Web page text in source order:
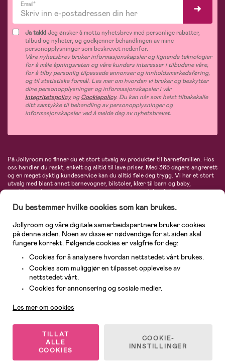
Email*
Ja takk!Jeg ønsker å motta nyhetsbrev med personlige rabatter,
tilbud og nyheter, og godkjenner behandlingen av mine
personopplysninger som beskrevet nedenfor.
Våre nyhetsbrev bruker informasjonskapsler og lignende teknologier
for å måle åpningsraten og våre kunders interesser i tilbudene våre,
for å tilby personlig tilpassede annonser og innholdsmarkedsføring,
og til statistiske formål. Les mer om hvordan vi bruker og beskytter
dine personopplysninger og informasjonskapsler i vår
IntegritetspolicyogCookiepolicy. Du kan når som helst tilbakekalle
ditt samtykke til behandling av personopplysninger og
informasjonskapsler ved å melde deg av nyhetsbrevet.
På Jollyroom.no finner du et stort utvalg av produkter til barnefamilien. Hos
oss handler du raskt, enkelt og alltid til lave priser. Med 365 dagers angrerett
og en meget dyktig kundeservice kan du alltid føle deg trygg. Vi har et stort
utvalg med blant annet barnevogner, bilstoler, klær til barn og baby,
produkter til mor, mengder av inspirerende interiør, leker, babyustyr og mye
Maxi-Cosi, Baby Jogger, BabyBjörn, Didriksons, KidKraft, Ergobaby, Philips
største nettbutikk for barn og baby!
Du bestemmer hvilke cookies som kan brukes.
Jollyroom og våre digitale samarbeidspartnere bruker cookies
på denne siden. Noen av disse er nødvendige for at siden skal
fungere korrekt. Følgende cookies er valgfrie for deg:
Cookies for å analysere hvordan nettstedet vårt brukes.
Cookies som muliggjør en tilpasset opplevelse av
nettstedet vårt.
Cookies for annonsering og sosiale medier.
Les mer om cookies
TILLAT
ALLE
COOKIES
COOKIE-
INNSTILLINGER